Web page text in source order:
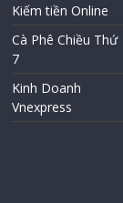
Kiếm tiền Online
Cà Phê Chiều Thứ
7
Kinh Doanh
Vnexpress